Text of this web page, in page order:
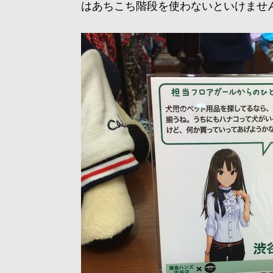
はあちこち階段を使わないといけませ